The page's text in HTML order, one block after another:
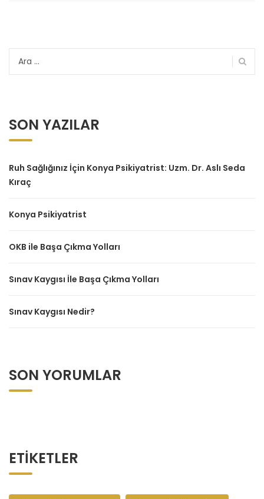
SON YAZILAR
Ruh Sağlığınız İçin Konya Psikiyatrist: Uzm. Dr. Aslı Seda
Kıraç
Konya Psikiyatrist
OKB ile Başa Çıkma Yolları
Sınav Kaygısı İle Başa Çıkma Yolları
Sınav Kaygısı Nedir?
SON YORUMLAR
ETIKETLER